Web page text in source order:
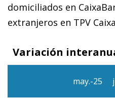
domiciliados en
extranjeros en TPV
Variación
may.-25